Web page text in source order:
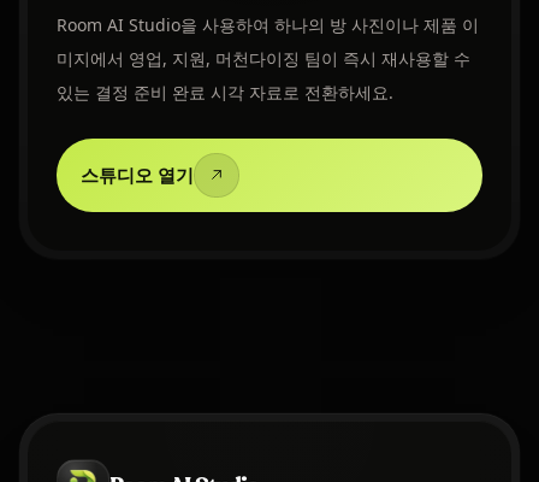
Room AI Studio을 사용하여 하나의 방 사진이나 제품 이
미지에서 영업, 지원, 머천다이징 팀이 즉시 재사용할 수
있는 결정 준비 완료 시각 자료로 전환하세요.
스튜디오 열기